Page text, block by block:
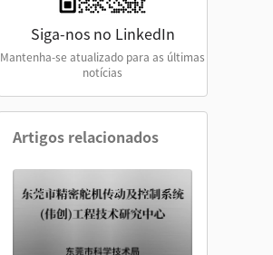
Siga-nos no LinkedIn
Mantenha-se atualizado para as últimas
notícias
Artigos relacionados